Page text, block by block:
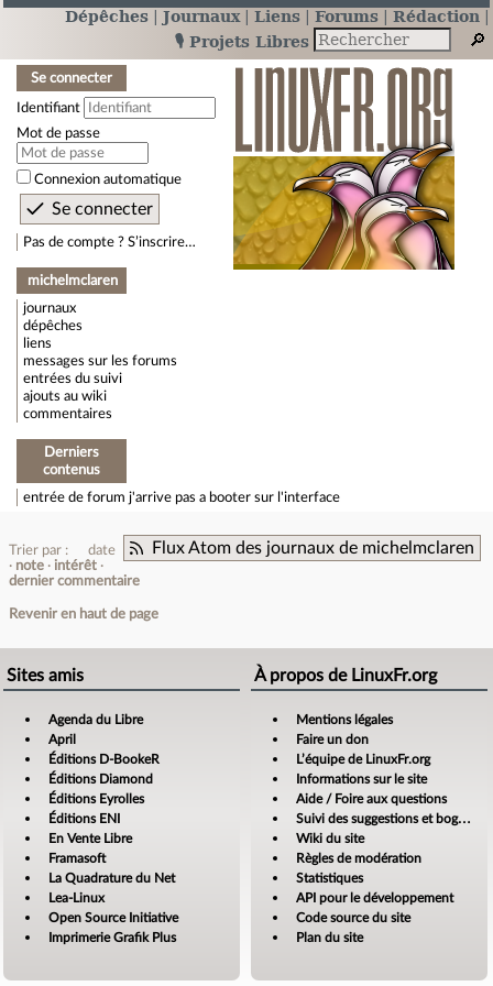
Dépêches Journaux Liens Forums
Rédaction
🎙️ Projets Libres
Se connecter
Identifiant
Mot de passe
Connexion automatique
Pas de compte ? S’inscrire…
michelmclaren
journaux
dépêches
liens
messages sur les forums
entrées du suivi
ajouts au wiki
commentaires
Derniers
contenus
entrée de forum j'arrive pas a booter sur l'interface
Flux Atom des journaux de michelmclaren
Trier par :
date
note
intérêt
dernier commentaire
Revenir en haut de page
Sites amis
Agenda du Libre
April
Éditions D-BookeR
Éditions Diamond
Éditions Eyrolles
Éditions ENI
En Vente Libre
Framasoft
La Quadrature du Net
Lea-Linux
Open Source Initiative
Imprimerie Grafik Plus
À propos de LinuxFr.org
Mentions légales
Faire un don
L’équipe de LinuxFr.org
Informations sur le site
Aide / Foire aux questions
Suivi des suggestions et bogues
Wiki du site
Règles de modération
Statistiques
API pour le développement
Code source du site
Plan du site